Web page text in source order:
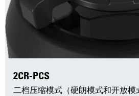
2CR-PCS
二档压缩模式（硬朗模式和开放模